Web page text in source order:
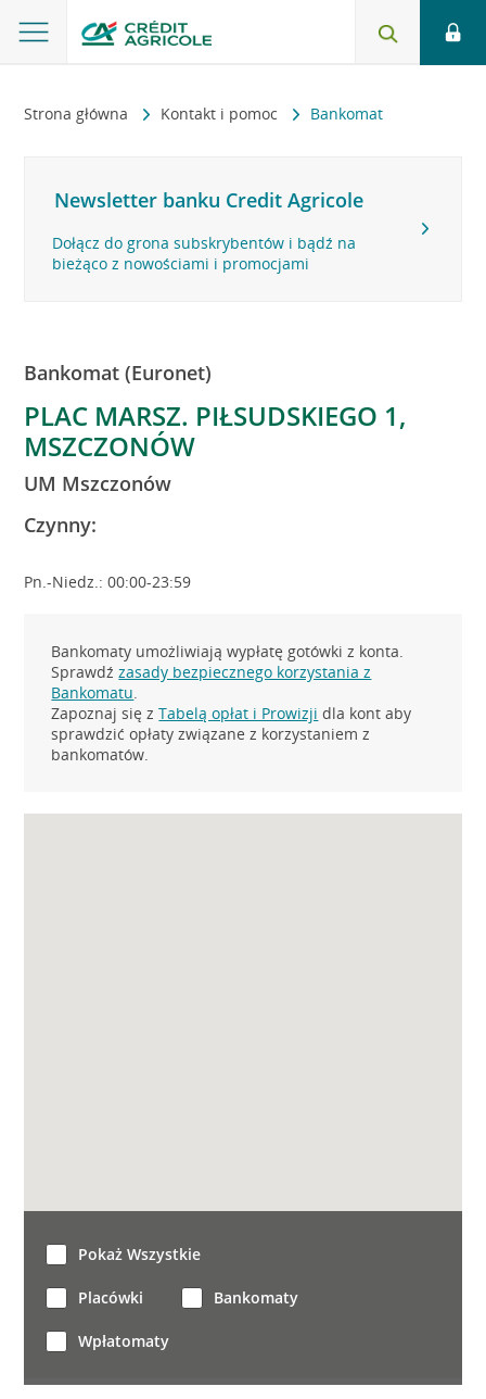
Strona główna Kontakt i pomoc Bankomat
Newsletter banku Credit Agricole
Dołącz do grona subskrybentów i bądź na
bieżąco z nowościami i promocjami
Bankomat (Euronet)
PLAC MARSZ. PIŁSUDSKIEGO 1,
MSZCZONÓW
UM Mszczonów
Czynny:
Pn.-Niedz.: 00:00-23:59
Bankomaty umożliwiają wypłatę gotówki z konta.
Sprawdźzasady bezpiecznego korzystania z
Bankomatu.
Zapoznaj się zTabelą opłat i Prowizji dla kont aby
sprawdzić opłaty związane z korzystaniem z
bankomatów.
Pokaż Wszystkie
Placówki Bankomaty
Wpłatomaty